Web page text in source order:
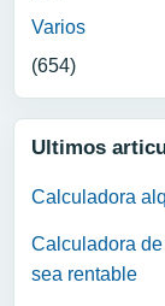
Varios
(654)
Ultimos
Calculadora
Calculadora
sea rentable